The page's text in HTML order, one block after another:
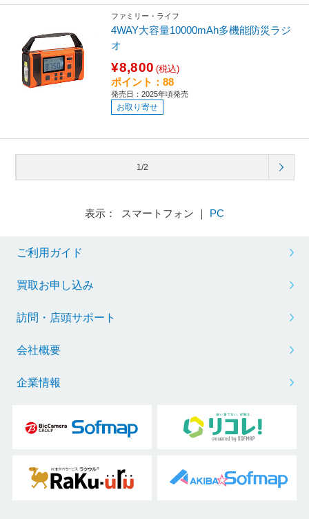
ファミリー・ライフ
4WAY大容量10000mAh多機能防災ラジ
オ
¥8,800 (税込)
ポイント：88
発売日：2025年頃発売
お取り寄せ
1/2
表示： スマートフォン ｜ PC
ご利用ガイド
買取お申し込み
訪問・店頭サポート
会社概要
企業情報